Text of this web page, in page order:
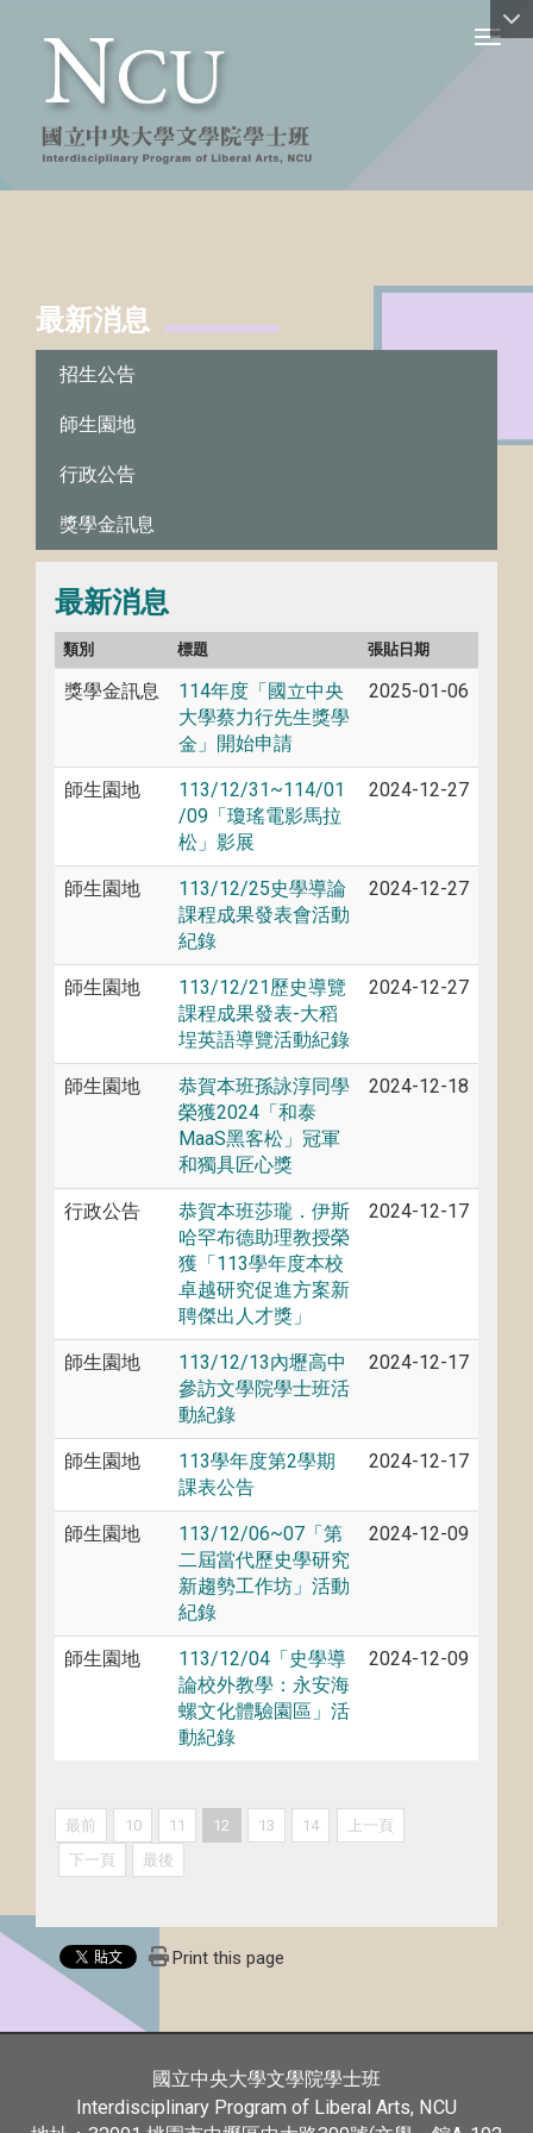
最新消息
招生公告
師生園地
行政公告
獎學金訊息
最新消息
類別 標題 張貼日期
獎學金訊息
114年度「國立中央
大學蔡力行先生獎學
金」開始申請
2025-01-06
師生園地
113/12/31~114/01
/09「瓊瑤電影馬拉
松」影展
2024-12-27
師生園地
113/12/25史學導論
課程成果發表會活動
紀錄
2024-12-27
師生園地
113/12/21歷史導覽
課程成果發表-大稻
埕英語導覽活動紀錄
2024-12-27
師生園地
恭賀本班孫詠淳同學
榮獲2024「和泰
MaaS黑客松」冠軍
和獨具匠心獎
2024-12-18
行政公告
恭賀本班莎瓏．伊斯
哈罕布德助理教授榮
獲「113學年度本校
卓越研究促進方案新
聘傑出人才獎」
2024-12-17
師生園地
113/12/13內壢高中
參訪文學院學士班活
動紀錄
2024-12-17
師生園地
113學年度第2學期
課表公告
2024-12-17
師生園地
113/12/06~07「第
二屆當代歷史學研究
新趨勢工作坊」活動
紀錄
2024-12-09
師生園地
113/12/04「史學導
論校外教學：永安海
螺文化體驗園區」活
動紀錄
2024-12-09
最前 10 11 12 13 14
上一頁
下一頁
最後
Print this page
國立中央大學文學院學士班
Interdisciplinary Program of Liberal Arts, NCU